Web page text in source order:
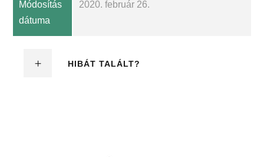
Módosítás
dátuma
2020. február 26.
HIBÁT TALÁLT?